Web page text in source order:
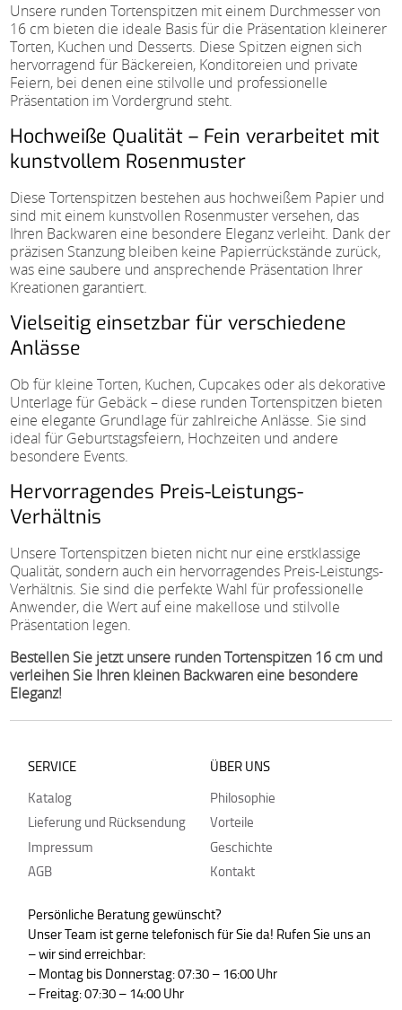
Unsere runden Tortenspitzen mit einem Durchmesser von
16 cm bieten die ideale Basis für die Präsentation kleinerer
Torten, Kuchen und Desserts. Diese Spitzen eignen sich
hervorragend für Bäckereien, Konditoreien und private
Feiern, bei denen eine stilvolle und professionelle
Präsentation im Vordergrund steht.
Hochweiße Qualität – Fein verarbeitet mit
kunstvollem Rosenmuster
Diese Tortenspitzen bestehen aus hochweißem Papier und
sind mit einem kunstvollen Rosenmuster versehen, das
Ihren Backwaren eine besondere Eleganz verleiht. Dank der
präzisen Stanzung bleiben keine Papierrückstände zurück,
was eine saubere und ansprechende Präsentation Ihrer
Kreationen garantiert.
Vielseitig einsetzbar für verschiedene
Anlässe
Ob für kleine Torten, Kuchen, Cupcakes oder als dekorative
Unterlage für Gebäck – diese runden Tortenspitzen bieten
eine elegante Grundlage für zahlreiche Anlässe. Sie sind
ideal für Geburtstagsfeiern, Hochzeiten und andere
besondere Events.
Hervorragendes Preis-Leistungs-
Verhältnis
Unsere Tortenspitzen bieten nicht nur eine erstklassige
Qualität, sondern auch ein hervorragendes Preis-Leistungs-
Verhältnis. Sie sind die perfekte Wahl für professionelle
Anwender, die Wert auf eine makellose und stilvolle
Präsentation legen.
Bestellen Sie jetzt unsere runden Tortenspitzen 16 cm und
verleihen Sie Ihren kleinen Backwaren eine besondere
Eleganz!
SERVICE
Katalog
Lieferung und Rücksendung
Impressum
AGB
ÜBER UNS
Philosophie
Vorteile
Geschichte
Kontakt
Persönliche Beratung gewünscht?
Unser Team ist gerne telefonisch für Sie da! Rufen Sie uns an
– wir sind erreichbar:
– Montag bis Donnerstag: 07:30 – 16:00 Uhr
– Freitag: 07:30 – 14:00 Uhr